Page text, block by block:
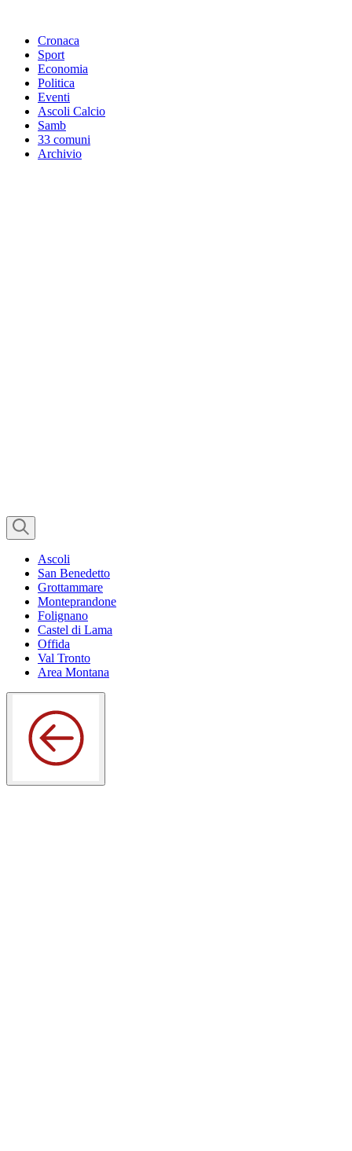
Cronaca
Sport
Economia
Politica
Eventi
Ascoli Calcio
Samb
33 comuni
Archivio
Ascoli
San Benedetto
Grottammare
Monteprandone
Folignano
Castel di Lama
Offida
Val Tronto
Area Montana